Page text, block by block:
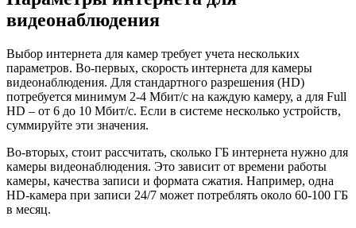
видеонаблюдения
Выбор интернета для камер требует учета нескольких
параметров. Во-первых, скорость интернета для камеры
видеонаблюдения. Для стандартного разрешения (HD)
потребуется минимум 2-4 Мбит/с на каждую камеру, а для Full
HD – от 6 до 10 Мбит/с. Если в системе несколько устройств,
суммируйте эти значения.
Во-вторых, стоит рассчитать, сколько ГБ интернета нужно для
камеры видеонаблюдения. Это зависит от времени работы
камеры, качества записи и формата сжатия. Например, одна
HD-камера при записи 24/7 может потреблять около 60-100 ГБ
в месяц.